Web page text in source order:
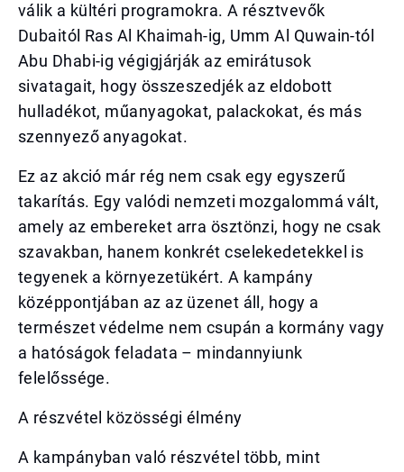
válik a kültéri programokra. A résztvevők
Dubaitól Ras Al Khaimah-ig, Umm Al Quwain-tól
Abu Dhabi-ig végigjárják az emirátusok
sivatagait, hogy összeszedjék az eldobott
hulladékot, műanyagokat, palackokat, és más
szennyező anyagokat.
Ez az akció már rég nem csak egy egyszerű
takarítás. Egy valódi nemzeti mozgalommá vált,
amely az embereket arra ösztönzi, hogy ne csak
szavakban, hanem konkrét cselekedetekkel is
tegyenek a környezetükért. A kampány
középpontjában az az üzenet áll, hogy a
természet védelme nem csupán a kormány vagy
a hatóságok feladata – mindannyiunk
felelőssége.
A részvétel közösségi élmény
A kampányban való részvétel több, mint